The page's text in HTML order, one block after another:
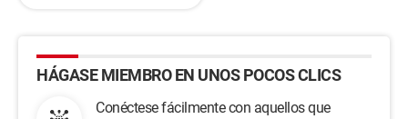
HÁGASE MIEMBRO EN UNOS POCOS CLICS
Conéctese fácilmente con aquellos que